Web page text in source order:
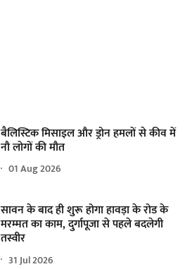
बैलिस्टिक मिसाइल और ड्रोन हमलों से कीव में
नौ लोगों की मौत
01 Aug 2026
सावन के बाद ही शुरू होगा हावड़ा के रोड के
मरम्मत का काम, दुर्गापूजा से पहले बदलेगी
तस्वीर
31 Jul 2026